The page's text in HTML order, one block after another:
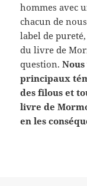
hommes avec
chacun de
label de
du livre de
question.
principaux
des filous et
livre de
en les